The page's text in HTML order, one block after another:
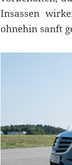
Insassen
ohnehin sanft